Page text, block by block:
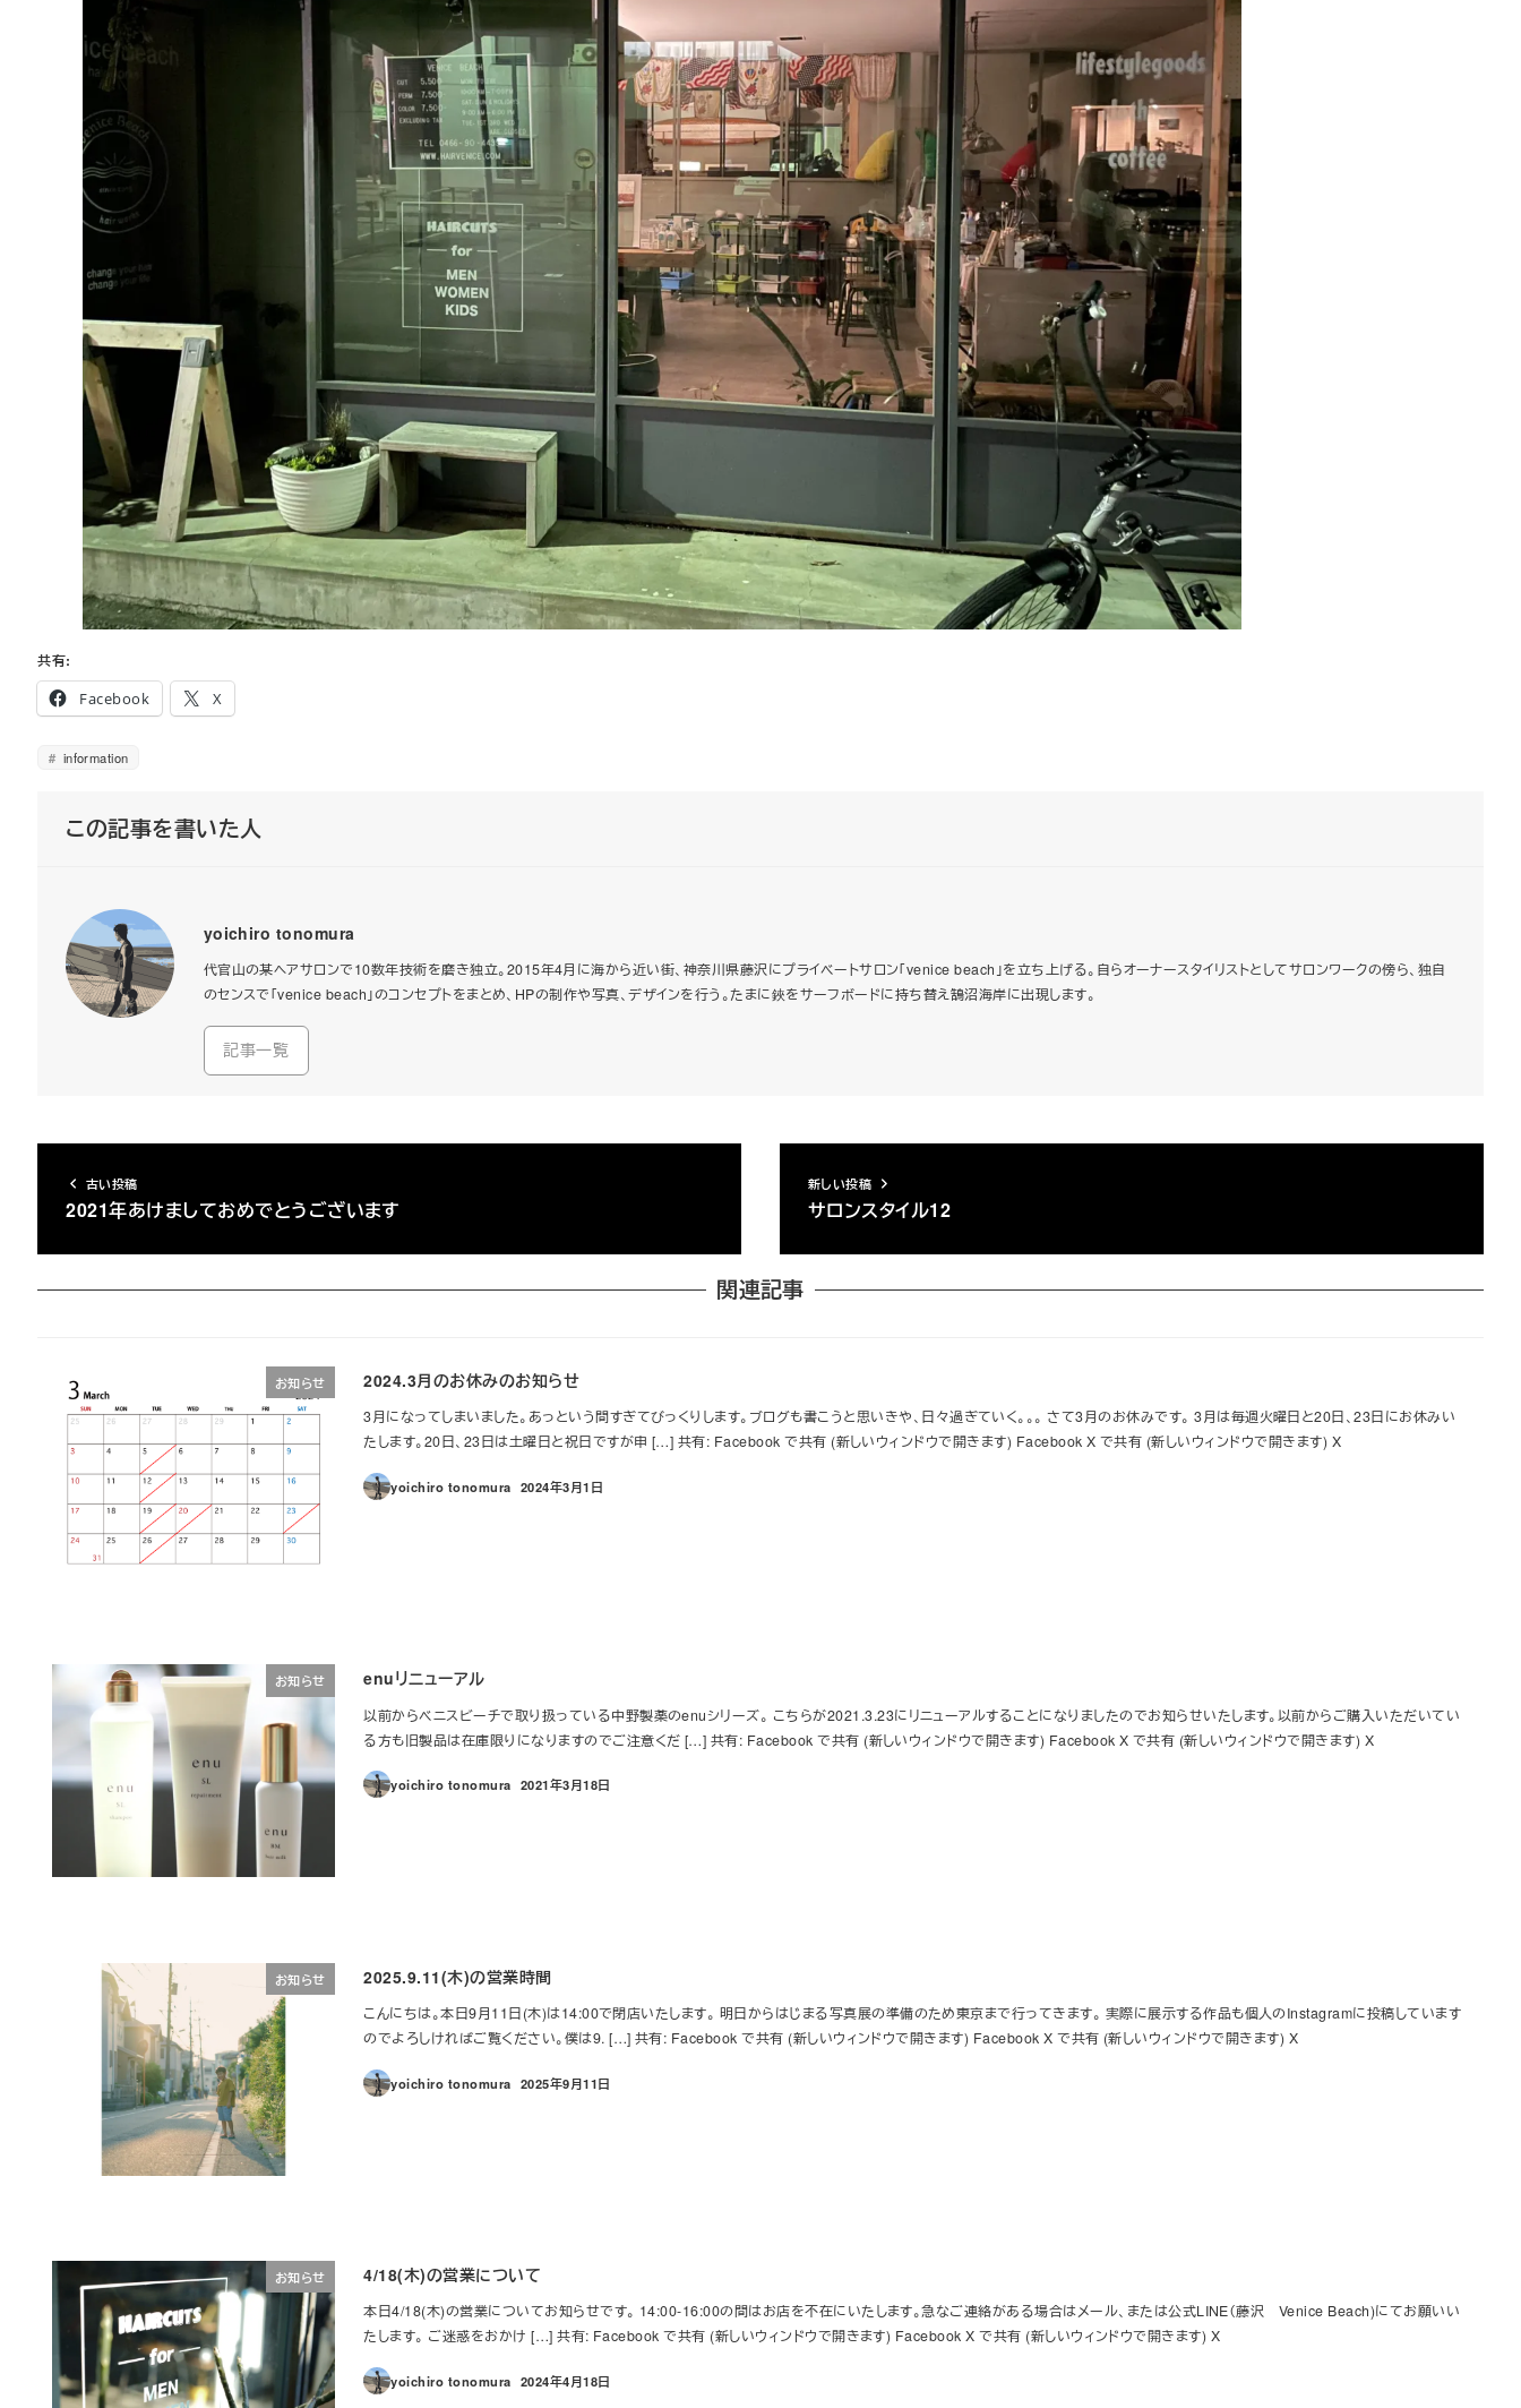
共有:
Facebook
X
information
この記事を書いた人
yoichiro tonomura
代官山の某ヘアサロンで10数年技術を磨き独立。2015年4月に海から近い街、神奈川県藤沢にプライベートサロン「venice beach」を立ち上げる。自らオーナースタイリストとしてサロンワークの傍ら、独自
のセンスで「venice beach」のコンセプトをまとめ、HPの制作や写真、デザインを行う。たまに鋏をサーフボードに持ち替え鵠沼海岸に出現します。
記事一覧
古い投稿
2021年あけましておめでとうございます
新しい投稿
サロンスタイル12
関連記事
お知らせ 2024.3月のお休みのお知らせ
3月になってしまいました。あっという間すぎてびっくりします。ブログも書こうと思いきや、日々過ぎていく。。。 さて3月のお休みです。 3月は毎週火曜日と20日、23日にお休みい
たします。20日、23日は土曜日と祝日ですが申 […] 共有: Facebook で共有 (新しいウィンドウで開きます) Facebook X で共有 (新しいウィンドウで開きます) X
yoichiro tonomura
投稿日
2024年3月1日
お知らせ enuリニューアル
以前からベニスビーチで取り扱っている中野製薬のenuシリーズ。 こちらが2021.3.23にリニューアルすることになりましたのでお知らせいたします。以前からご購入いただいてい
る方も旧製品は在庫限りになりますのでご注意くだ […] 共有: Facebook で共有 (新しいウィンドウで開きます) Facebook X で共有 (新しいウィンドウで開きます) X
yoichiro tonomura
投稿日
2021年3月18日
お知らせ 2025.9.11(木)の営業時間
こんにちは。本日9月11日(木)は14:00で閉店いたします。 明日からはじまる写真展の準備のため東京まで行ってきます。 実際に展示する作品も個人のInstagramに投稿しています
のでよろしければご覧ください。僕は9. […] 共有: Facebook で共有 (新しいウィンドウで開きます) Facebook X で共有 (新しいウィンドウで開きます) X
yoichiro tonomura
投稿日
2025年9月11日
お知らせ 4/18(木)の営業について
本日4/18(木)の営業についてお知らせです。 14:00-16:00の間はお店を不在にいたします。急なご連絡がある場合はメール、または公式LINE（藤沢 Venice Beach)にてお願いい
たします。 ご迷惑をおかけ […] 共有: Facebook で共有 (新しいウィンドウで開きます) Facebook X で共有 (新しいウィンドウで開きます) X
yoichiro tonomura
投稿日
2024年4月18日